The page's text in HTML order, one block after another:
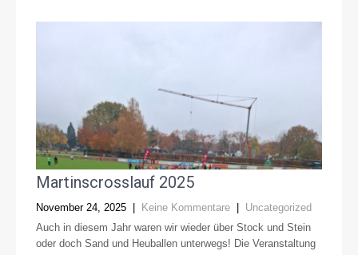
Martinscrosslauf 2025
November 24, 2025 Keine Kommentare
Uncategorized
Auch in diesem Jahr waren wir wieder über Stock und Stein
oder doch Sand und Heuballen unterwegs! Die Veranstaltung